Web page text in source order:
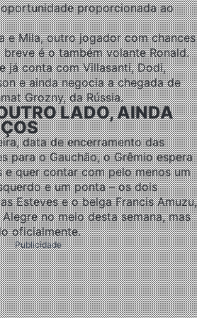
proporcionada ao
e Mila, outro jogador com chances
é o também volante Ronald.
já conta com Villasanti, Dodi,
e ainda negocia a chegada de
Grozny, da Rússia.
LADO, AINDA
data de encerramento das
para o Gauchão, o Grêmio espera
e quer contar com pelo menos um
e um ponta – os dois
Esteves e o belga Francis Amuzu,
no meio desta semana, mas
oficialmente.
Publicidade